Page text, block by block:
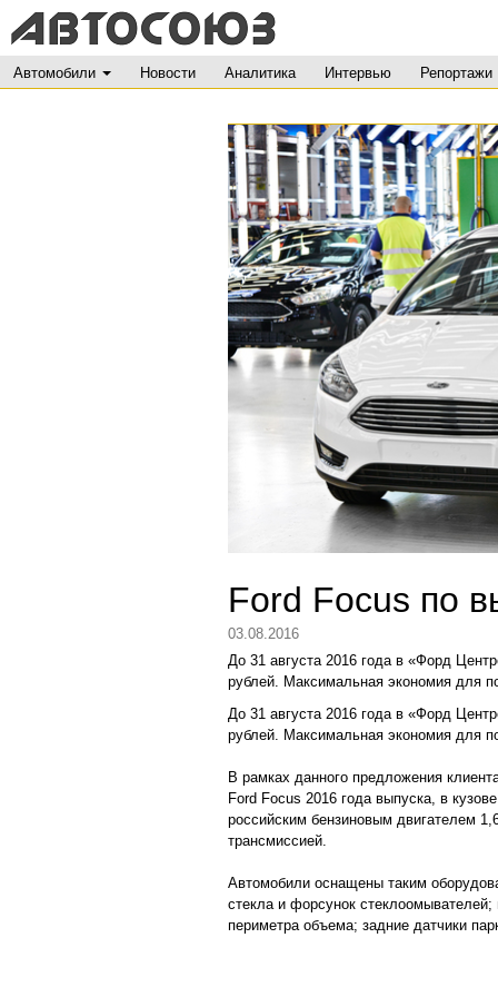
Автомобили Новости Аналитика Интервью Репортажи
Ford Focus по
03.08.2016
До 31 августа 2016 года в «Форд
рублей. Максимальная экономия для
До 31 августа 2016 года в «Форд
рублей. Максимальная экономия для
В рамках данного предложения
Ford Focus 2016 года выпуска, в
российским бензиновым двигателем
трансмиссией.
Автомобили оснащены таким
стекла и форсунок стеклоомывателей;
периметра объема; задние датчики